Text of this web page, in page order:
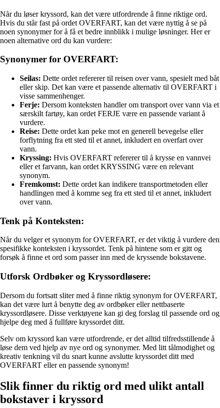
Når du løser kryssord, kan det være utfordrende å finne riktige ord.
Hvis du står fast på ordet OVERFART, kan det være nyttig å se på
noen synonymer for å få et bedre innblikk i mulige løsninger. Her er
noen alternative ord du kan vurdere:
Synonymer for OVERFART:
Seilas: Dette ordet refererer til reisen over vann, spesielt med båt
eller skip. Det kan være et passende alternativ til OVERFART i
visse sammenhenger.
Ferje: Dersom konteksten handler om transport over vann via et
særskilt fartøy, kan ordet FERJE være en passende variant å
vurdere.
Reise: Dette ordet kan peke mot en generell bevegelse eller
forflytning fra ett sted til et annet, inkludert en overfart over
vann.
Kryssing: Hvis OVERFART refererer til å krysse en vannvei
eller et farvann, kan ordet KRYSSING være en relevant
synonym.
Fremkomst: Dette ordet kan indikere transportmetoden eller
handlingen med å komme seg fra ett sted til et annet, inkludert
over vann.
Tenk på Konteksten:
Når du velger et synonym for OVERFART, er det viktig å vurdere den
spesifikke konteksten i kryssordet. Tenk på hintene som er gitt og
forsøk å finne et ord som passer inn med de kryssende bokstavene.
Utforsk Ordbøker og Kryssordløsere:
Dersom du fortsatt sliter med å finne riktig synonym for OVERFART,
kan det være lurt å benytte deg av ordbøker eller nettbaserte
kryssordløsere. Disse verktøyene kan gi deg forslag til passende ord og
hjelpe deg med å fullføre kryssordet ditt.
Selv om kryssord kan være utfordrende, er det alltid tilfredsstillende å
løse dem ved hjelp av nye ord og synonymer. Med litt tålmodighet og
kreativ tenkning vil du snart kunne avslutte kryssordet ditt med
OVERFART eller en passende synonym!
Slik finner du riktig ord med ulikt antall
bokstaver i kryssord